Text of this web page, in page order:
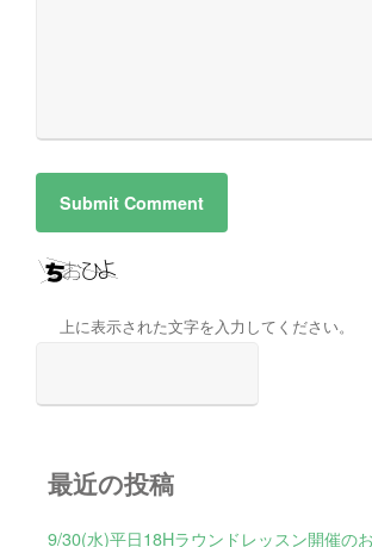
上に表示された文字を入力してください。
最近の投稿
9/30(水)平日18Hラウンドレッスン開催の